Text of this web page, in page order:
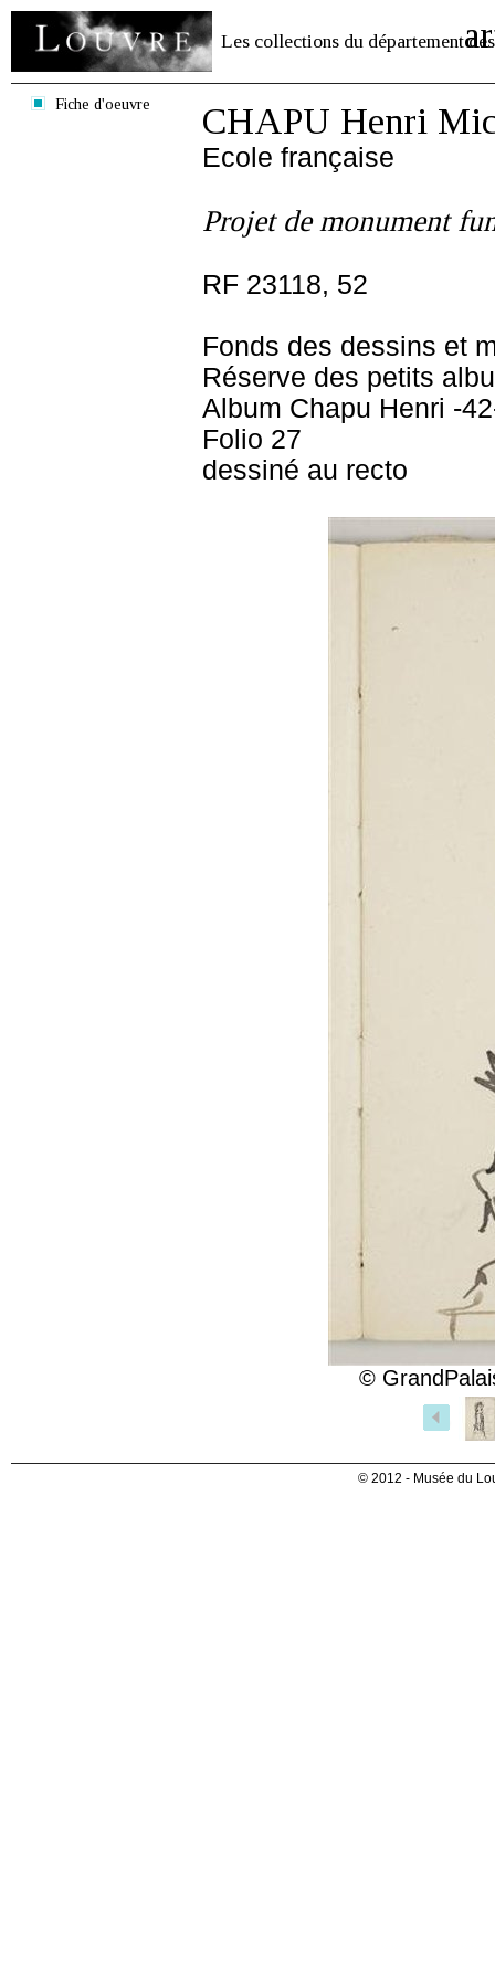
Les collections du département des
Fiche d'oeuvre CHAPU Henri
Ecole française
Projet de monument
RF 23118, 52
Fonds des dessins et
Réserve des petits
Album Chapu Henri -
Folio 27
dessiné au recto
©
© 2012 - Musée du